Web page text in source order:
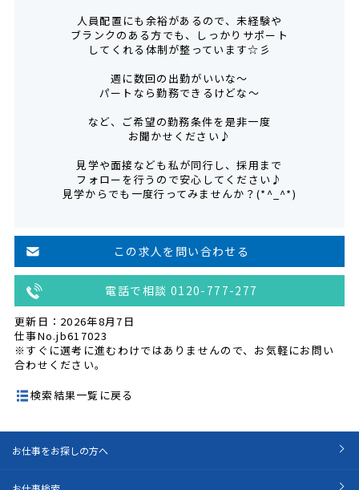
人員配置にも余裕があるので、未経験や
ブランクのある方でも、しっかりサポート
してくれる体制が整っています☆彡
週に数回の出勤がいいな～
パートなら勤務できるけどな～
など、ご希望の勤務条件を是非一度
お聞かせください♪
見学や面接なども私が同行し、採用まで
フォローを行うので安心してください♪
見学からでも一度行ってみませんか？(*^_^*)
この求人を問い合わせる
電話で相談 0120-777-277
更新日：2026年8月7日
仕事No.jb617023
※すぐに選考に進むわけではありませんので、お気軽にお問い
合わせください。
検索結果一覧に戻る
お仕事をお探しの方へ